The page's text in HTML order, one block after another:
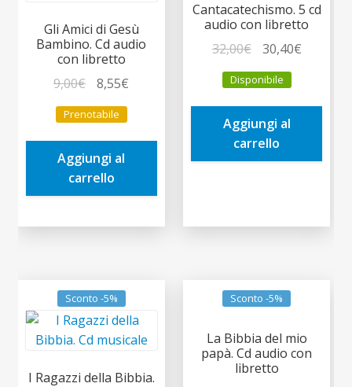
Gli Amici di Gesù
Bambino. Cd audio
con libretto
9,00€
prezzo
originale
era:
9,00€.
8,55€
è:
Prenotabile
Aggiungi al
carrello
Cantacatechismo. 5 cd
audio con libretto
32,00€
prezzo
originale
era:
32,00€.
30,40€Il
è:
Disponibile
Aggiungi al
carrello
Sconto -5%
I Ragazzi della Bibbia.
Sconto -5%
La Bibbia del mio
papà. Cd audio con
libretto